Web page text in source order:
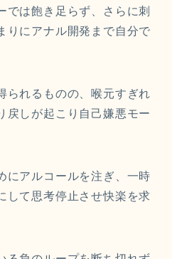
では飽き足らず、さらに刺
りにアナル開発まで自分で
られるものの、喉元すぎれ
戻しが起こり自己嫌悪モー
にアルコールを注ぎ、一時
して思考停止させ快楽を求